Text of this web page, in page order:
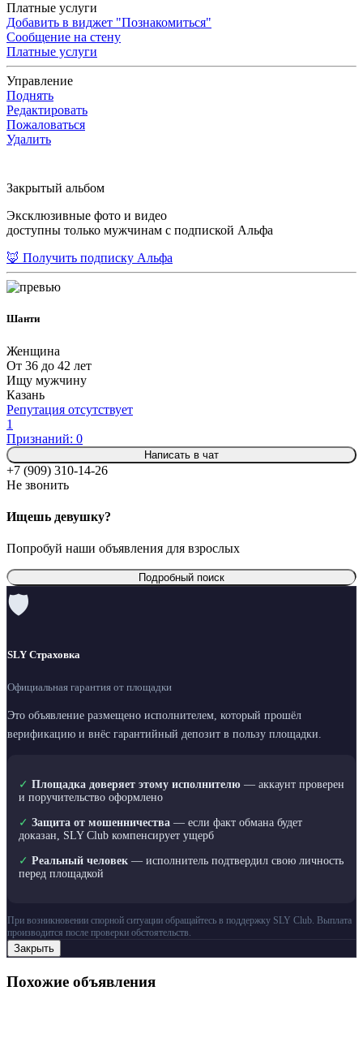
Платные услуги
Добавить в виджет "Познакомиться"
Сообщение на стену
Платные услуги
Управление
Поднять
Редактировать
Пожаловаться
Удалить
Закрытый альбом
Эксклюзивные фото и видео
доступны только мужчинам с подпиской Альфа
🦊 Получить подписку Альфа
Шанти
Женщина
От 36 до 42 лет
Ищу мужчину
Казань
Репутация отсутствует
1
Признаний: 0
Написать в чат
+7 (909) 310-14-26
Не звонить
Ищешь девушку?
Попробуй наши объявления для взрослых
Подробный поиск
🛡
SLY Страховка
Официальная гарантия от площадки
Это объявление размещено исполнителем, который прошёл
верификацию и внёс гарантийный депозит в пользу площадки.
✓ Площадка доверяет этому исполнителю — аккаунт проверен
и поручительство оформлено
✓ Защита от мошенничества — если факт обмана будет
доказан, SLY Club компенсирует ущерб
✓ Реальный человек — исполнитель подтвердил свою личность
перед площадкой
При возникновении спорной ситуации обращайтесь в поддержку SLY Club. Выплата
производится после проверки обстоятельств.
Закрыть
Похожие объявления